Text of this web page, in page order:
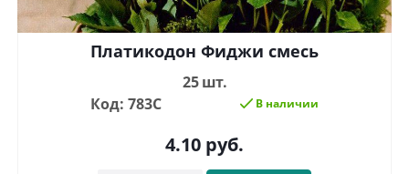
Платикодон Фиджи смесь
25 шт.
Код: 783С
В наличии
4.10 руб.